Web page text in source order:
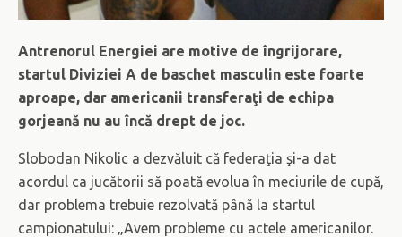
Antrenorul Energiei are motive de îngrijorare,
startul Diviziei A de baschet masculin este foarte
aproape, dar americanii transferaţi de echipa
gorjeană nu au încă drept de joc.
Slobodan Nikolic a dezvăluit că federaţia şi-a dat
acordul ca jucătorii să poată evolua în meciurile de cupă,
dar problema trebuie rezolvată până la startul
campionatului: „Avem probleme cu actele americanilor.